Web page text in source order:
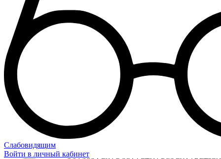
Слабовидящим
Войти в личный кабинет